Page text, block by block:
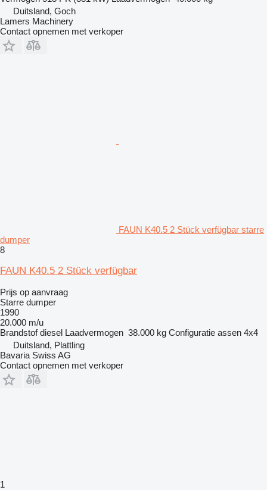
Duitsland, Goch
Lamers Machinery
Contact opnemen met verkoper
FAUN K40.5 2 Stück verfügbar starre
dumper
8
FAUN K40.5 2 Stück verfügbar
Prijs op aanvraag
Starre dumper
1990
20.000 m/u
Brandstof diesel Laadvermogen 38.000 kg Configuratie assen 4x4
Duitsland, Plattling
Bavaria Swiss AG
Contact opnemen met verkoper
1